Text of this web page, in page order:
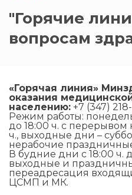
"Горячие
вопросам
«Горячая линия»
оказания
населению: +7 (347)
Режим работы:
до 18:00 ч. с перерывом
ч., выходные дни –
нерабочие
В будние дни с 18:00 ч.
выходные и
переадресация
ЦСМП и МК.